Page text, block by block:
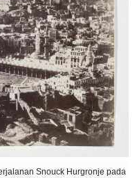
Snouck Hurgronje pada